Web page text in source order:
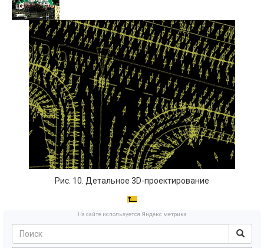
Рис. 10. Детальное 3D-проектирование
На сайте используется Яндекс метрика